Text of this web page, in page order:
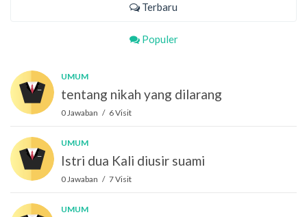
Terbaru
Populer
UMUM
tentang nikah yang dilarang
0 Jawaban / 6 Visit
UMUM
Istri dua Kali diusir suami
0 Jawaban / 7 Visit
UMUM